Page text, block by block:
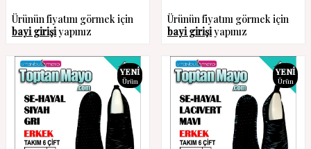
Ürünün fiyatını görmek için
bayi girişiyapınız
Ürünün fiyatını görmek için
bayi girişiyapınız
YENI
Ürün
YENI
Ürün